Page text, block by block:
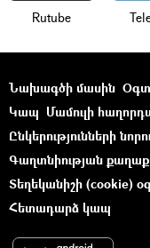
Rutube
Նախագծի մասին
Կապ Մամուլի
Ընկերությունների
Գաղտնիության
Տեղեկանիշի (cookie)
Հետադարձ կապ